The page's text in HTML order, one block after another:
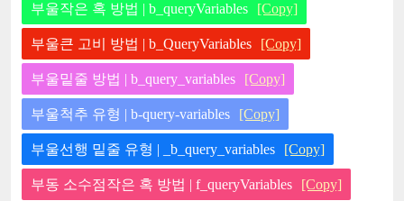
부울작은 혹 방법 | b_queryVariables [Copy]
부울큰 고비 방법 | b_QueryVariables [Copy]
부울밑줄 방법 | b_query_variables [Copy]
부울척추 유형 | b-query-variables [Copy]
부울선행 밑줄 유형 | _b_query_variables [Copy]
부동 소수점작은 혹 방법 | f_queryVariables [Copy]